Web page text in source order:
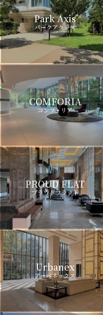
Park Axis
パークアクシス
COMFORIA
コンフォリア
PROUD FLAT
プラウドフラット
Urbanex
アーバネックス